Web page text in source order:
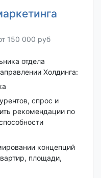
150 000 руб
отдела
Холдинга:
спрос и
рекомендации по
концепций
площади,